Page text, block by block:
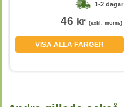
1-2 dagar
46 kr (exkl. moms)
VISA ALLA FÄRGER